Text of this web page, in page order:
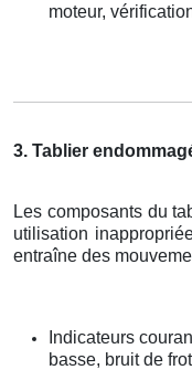
moteur,
3. Tablier
Les composants du
utilisation
entraîne des
Indicateurs
basse, bruit de